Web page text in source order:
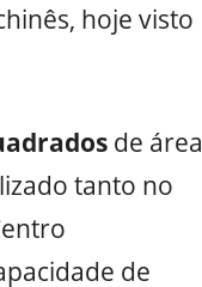
hoje visto
de área
tanto no
de